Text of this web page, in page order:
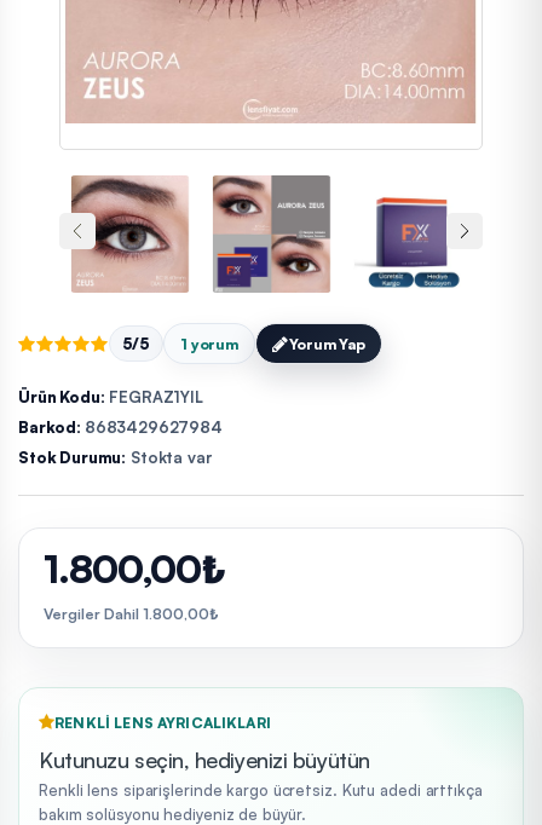
5/5 1 yorum Yorum Yap
Ürün Kodu: FEGRAZ1YIL
Barkod: 8683429627984
Stok Durumu: Stokta var
1.800,00₺
Vergiler Dahil 1.800,00₺
RENKLI LENS AYRICALIKLARI
Kutunuzu seçin, hediyenizi büyütün
Renkli lens siparişlerinde kargo ücretsiz. Kutu adedi arttıkça
bakım solüsyonu hediyeniz de büyür.